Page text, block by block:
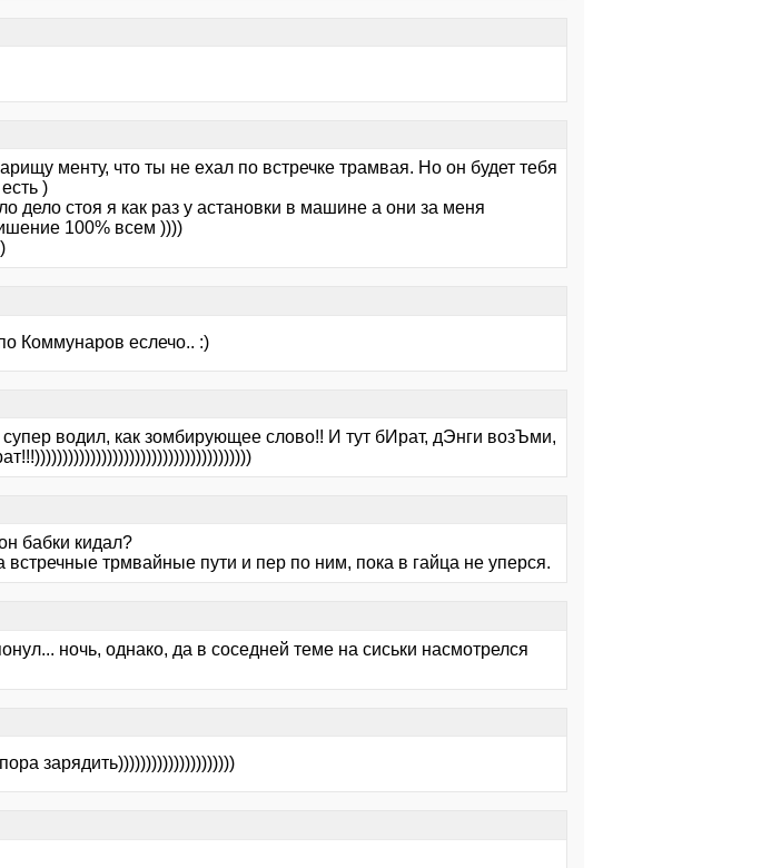
менту, что ты не ехал по встречке трамвая. Но он будет тебя
)
дело стоя я как раз у астановки в машине а они за меня
100% всем ))))
Коммунаров еслечо.. :)
водил, как зомбирующее слово!! И тут бИрат, дЭнги возЪми,
бабки кидал?
трмвайные пути и пер по ним, пока в гайца не уперся.
ночь, однако, да в соседней теме на сиськи насмотрелся
зарядить)))))))))))))))))))))